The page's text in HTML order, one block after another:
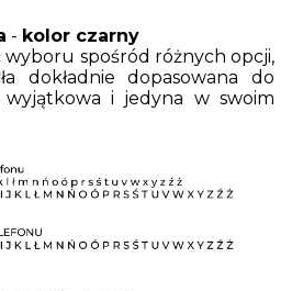
- kolor czarny
wyboru spośród różnych opcji,
dokładnie dopasowana do
wyjątkowa i jedyna w swoim